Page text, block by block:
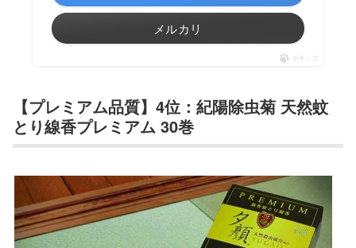
メルカリ
ポチップ
【プレミアム品質】4位：紀陽除虫菊 天然蚊
とり線香プレミアム 30巻